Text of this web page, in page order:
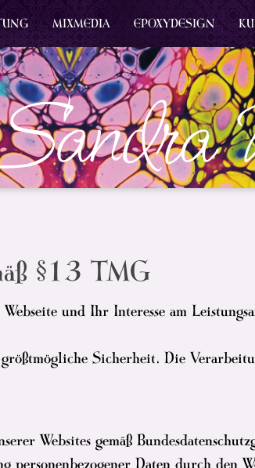
MIXMEDIA EPOXYDESIGN
§13 TMG
und Ihr Interesse am
Sicherheit. Die
Websites gemäß
personenbezogener Daten durch den